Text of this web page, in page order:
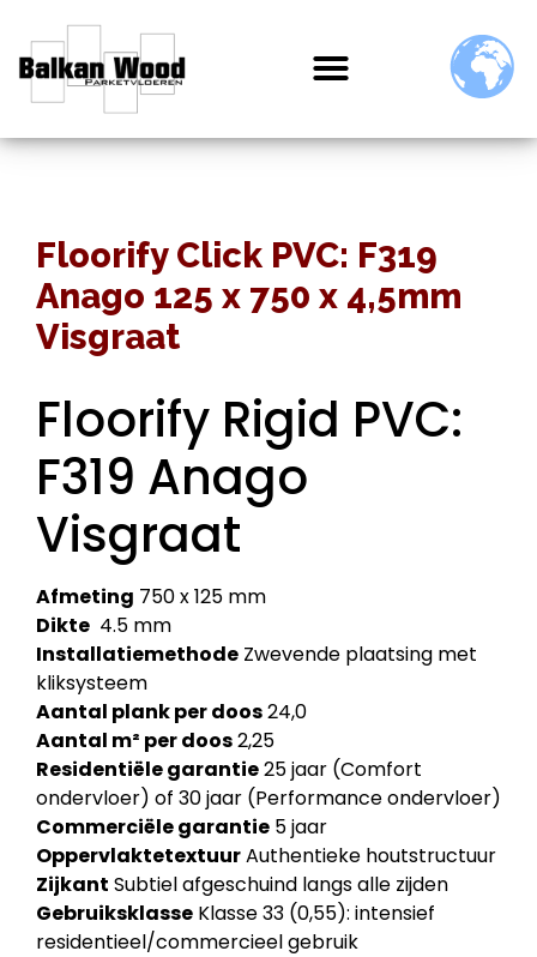
Floorify Click PVC: F319
Anago 125 x 750 x 4,5mm
Visgraat
Floorify Rigid PVC:
F319 Anago
Visgraat
Afmeting 750 x 125 mm
Dikte 4.5 mm
Installatiemethode Zwevende plaatsing met
kliksysteem
Aantal plank per doos24,0
Aantal m² per doos2,25
Residentiële garantie25 jaar (Comfort
ondervloer) of 30 jaar (Performance ondervloer)
Commerciële garantie 5 jaar
OppervlaktetextuurAuthentieke houtstructuur
Zijkant Subtiel afgeschuind langs alle zijden
Gebruiksklasse Klasse 33 (0,55): intensief
residentieel/commercieel gebruik